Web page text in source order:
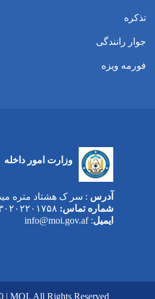
تذکره
جوار رانندگی
فورمه ویزه
وزارت امور داخله
آدرس : سر ک هشتاد متره
شماره تماس:
ایمیل: info@moi.gov.af
| MOI. All Rights Reserved